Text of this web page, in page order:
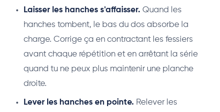
Laisser les hanches s'affaisser. Quand les
hanches tombent, le bas du dos absorbe la
charge. Corrige ça en contractant les fessiers
avant chaque répétition et en arrêtant la série
quand tu ne peux plus maintenir une planche
droite.
Lever les hanches en pointe. Relever les